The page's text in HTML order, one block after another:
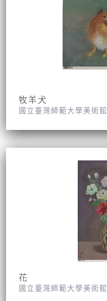
牧羊犬
國立臺灣師範大學美術館
花
國立臺灣師範大學美術館